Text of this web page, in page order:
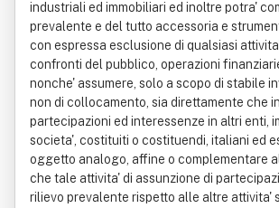
industriali ed immobiliari ed inoltre potra'
prevalente e del tutto accessoria e
con espressa esclusione di qualsiasi
confronti del pubblico, operazioni
nonche' assumere, solo a scopo di stabile
non di collocamento, sia direttamente che
partecipazioni ed interessenze in altri enti,
societa', costituiti o costituendi, italiani ed
oggetto analogo, affine o complementare
che tale attivita' di assunzione di
rilievo prevalente rispetto alle altre attivita'